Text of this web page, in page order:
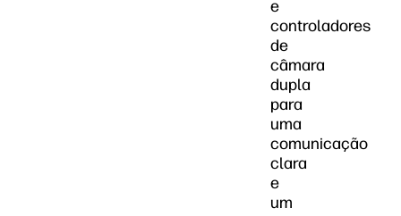
e
controladores
de
câmara
dupla
para
uma
comunicação
clara
e
um